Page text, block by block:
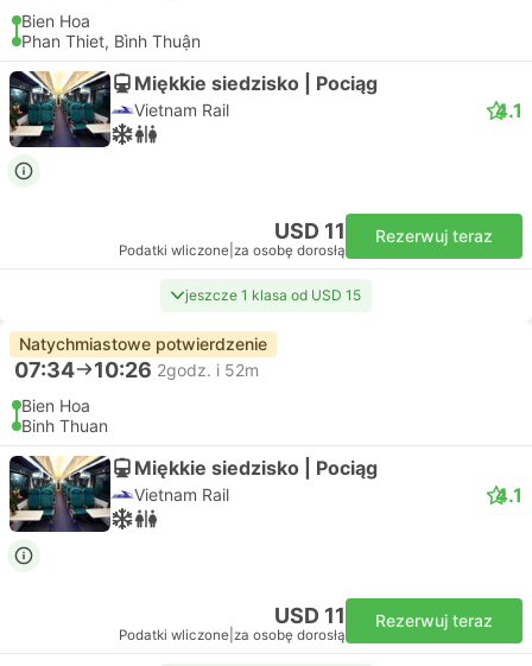
Bien Hoa
Phan Thiet, Bình Thuận
Miękkie siedzisko | Pociąg
Vietnam Rail 4.1
USD 11
Podatki wliczone za osobę dorosłą
Rezerwuj teraz
jeszcze 1 klasa od USD 15
Natychmiastowe potwierdzenie
07:34 10:26 2godz. i 52m
Bien Hoa
Binh Thuan
Miękkie siedzisko | Pociąg
Vietnam Rail 4.1
USD 11
Podatki wliczone za osobę dorosłą
Rezerwuj teraz